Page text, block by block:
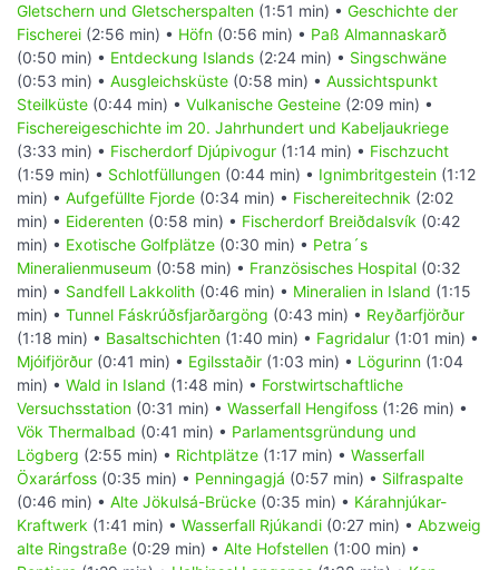
Gletschern und Gletscherspalten (1:51 min) • Geschichte der
Fischerei (2:56 min) • Höfn (0:56 min) • Paß Almannaskarð
(0:50 min) • Entdeckung Islands (2:24 min) • Singschwäne
(0:53 min) • Ausgleichsküste (0:58 min) • Aussichtspunkt
Steilküste (0:44 min) • Vulkanische Gesteine (2:09 min) •
Fischereigeschichte im 20. Jahrhundert und Kabeljaukriege
(3:33 min) • Fischerdorf Djúpivogur (1:14 min) • Fischzucht
(1:59 min) • Schlotfüllungen (0:44 min) • Ignimbritgestein (1:12
min) • Aufgefüllte Fjorde (0:34 min) • Fischereitechnik (2:02
min) • Eiderenten (0:58 min) • Fischerdorf Breiðdalsvík (0:42
min) • Exotische Golfplätze (0:30 min) • Petra´s
Mineralienmuseum (0:58 min) • Französisches Hospital (0:32
min) • Sandfell Lakkolith (0:46 min) • Mineralien in Island (1:15
min) • Tunnel Fáskrúðsfjarðargöng (0:43 min) • Reyðarfjörður
(1:18 min) • Basaltschichten (1:40 min) • Fagridalur (1:01 min) •
Mjóifjörður (0:41 min) • Egilsstaðir (1:03 min) • Lögurinn (1:04
min) • Wald in Island (1:48 min) • Forstwirtschaftliche
Versuchsstation (0:31 min) • Wasserfall Hengifoss (1:26 min) •
Vök Thermalbad (0:41 min) • Parlamentsgründung und
Lögberg (2:55 min) • Richtplätze (1:17 min) • Wasserfall
Öxarárfoss (0:35 min) • Penningagjá (0:57 min) • Silfraspalte
(0:46 min) • Alte Jökulsá-Brücke (0:35 min) • Kárahnjúkar-
Kraftwerk (1:41 min) • Wasserfall Rjúkandi (0:27 min) • Abzweig
alte Ringstraße (0:29 min) • Alte Hofstellen (1:00 min) •